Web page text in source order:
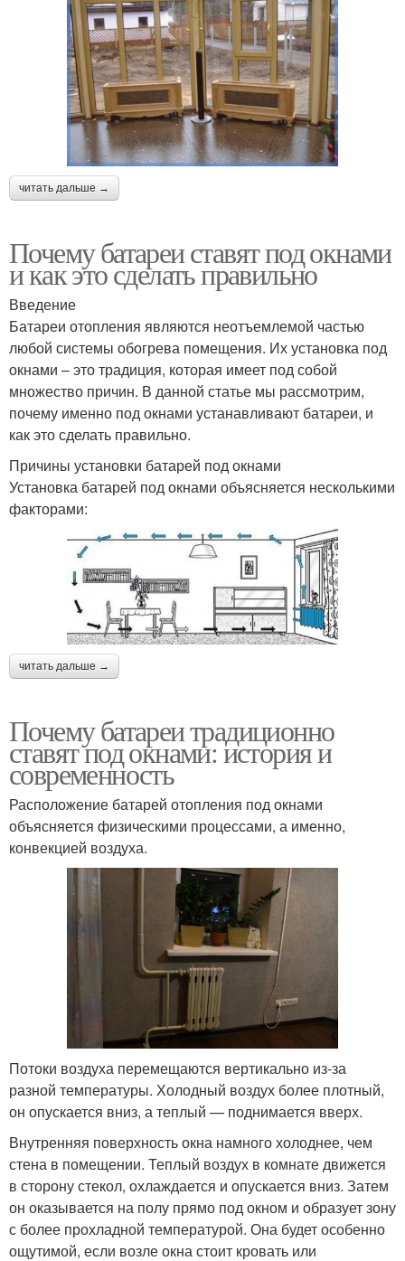
читать дальше →
Почему батареи ставят под окнами
и как это сделать правильно
Введение
Батареи отопления являются неотъемлемой частью
любой системы обогрева помещения. Их установка под
окнами – это традиция, которая имеет под собой
множество причин. В данной статье мы рассмотрим,
почему именно под окнами устанавливают батареи, и
как это сделать правильно.
Причины установки батарей под окнами
Установка батарей под окнами объясняется несколькими
факторами:
читать дальше →
Почему батареи традиционно
ставят под окнами: история и
современность
Расположение батарей отопления под окнами
объясняется физическими процессами, а именно,
конвекцией воздуха.
Потоки воздуха перемещаются вертикально из-за
разной температуры. Холодный воздух более плотный,
он опускается вниз, а теплый — поднимается вверх.
Внутренняя поверхность окна намного холоднее, чем
стена в помещении. Теплый воздух в комнате движется
в сторону стекол, охлаждается и опускается вниз. Затем
он оказывается на полу прямо под окном и образует зону
с более прохладной температурой. Она будет особенно
ощутимой, если возле окна стоит кровать или